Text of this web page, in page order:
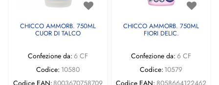
CHICCO AMMORB. 750ML
CUOR DI TALCO
Confezione da: 6 CF
Codice: 10580
Codice EAN: 8003670758709
CHICCO AMMORB. 750ML
FIORI DELIC.
Confezione da: 6 CF
Codice: 10579
Codice EAN: 8058664122462